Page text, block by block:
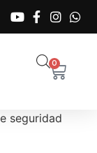
0
seguridad